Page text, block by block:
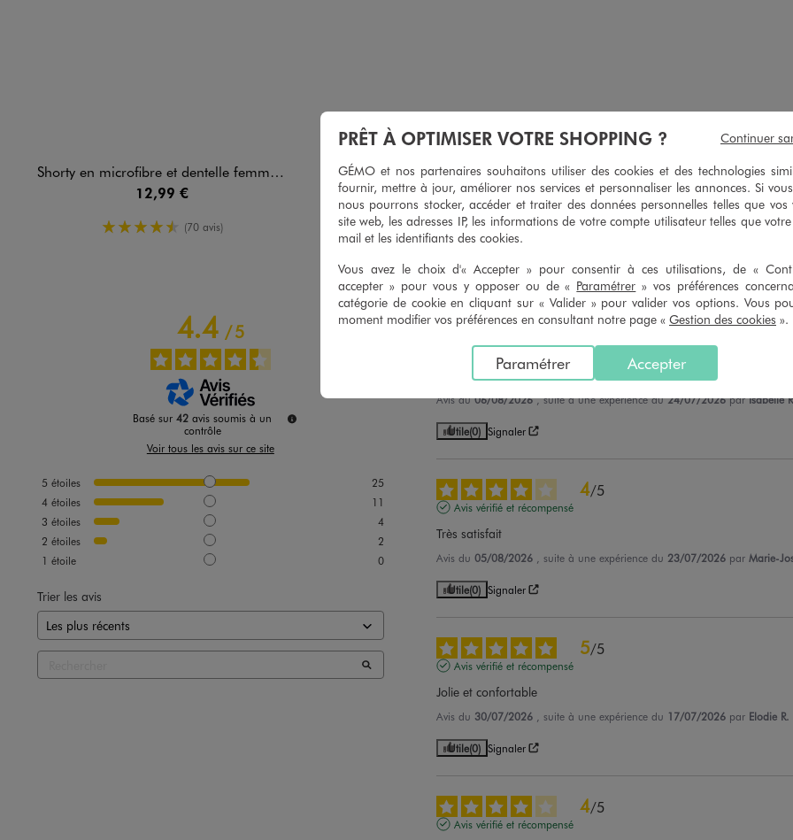
Shorty en microfibre et dentelle femme grande taille (lot de 2)
12,99 €
4.5/5 de moyenne
(70 avis)
Shorty en microfibre et dentelle femme grande taille (lot de 2)
12,99 €
5/5 de moyenne
(2 avis)
Shorty en microfibre et dentelle femme
12,99 €
4.5/5 de(13
4.4/5
Basé sur42 avis soumis à un
contrôle
Voir tous les avis sur ce site
5 étoiles
25
4 étoiles
11
3 étoiles
4
2 étoiles
2
1 étoile 0
Trier les avis
5
Avis vérifié et récompensé
Agréable à porter
Avis du06/08/2026 , suite à une expérience du24/07/2026 parIsabelle
Utile(0) Signaler
4/5
Avis vérifié et récompensé
Très satisfait
Avis du 05/08/2026 , suite à une expérience du 23/07/2026 par Marie-
Utile(0) Signaler
5/5
Avis vérifié et récompensé
Jolie et confortable
Avis du 30/07/2026 , suite à une expérience du 17/07/2026 par Elodie R.
Utile(0) Signaler
4/5
Avis vérifié et récompensé
PRÊT À OPTIMISER VOTRE SHOPPING ?
GÉMO et nos partenaires souhaitons utiliser des cookies et des technologies
fournir, mettre à jour, améliorer nos services et personnaliser les annonces. Si
nous pourrons stocker, accéder et traiter des données personnelles telles que vos
site web, les adresses IP, les informations de votre compte utilisateur telles que
mail et les identifiants des cookies.
Vous avez le choix d'« Accepter » pour consentir à ces utilisations, de «
accepter » pour vous y opposer ou de « Paramétrer » vos préférences
catégorie de cookie en cliquant sur « Valider » pour valider vos options. Vous
moment modifier vos préférences en consultant notre page « Gestion des cookies ».
Accepter
Paramétrer
Continuer